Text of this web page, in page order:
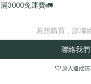
3000免運費🚛
若想購買，請聯
聯絡我們
加入追蹤清